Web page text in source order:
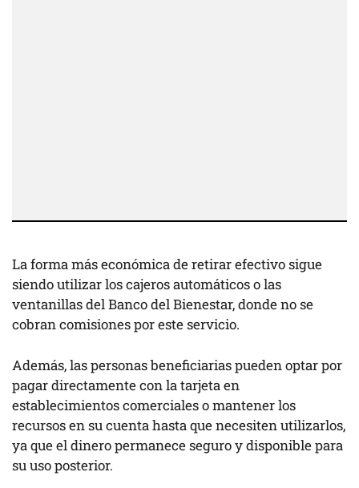
La forma más económica de retirar efectivo sigue
siendo utilizar los cajeros automáticos o las
ventanillas del Banco del Bienestar, donde no se
cobran comisiones por este servicio.
Además, las personas beneficiarias pueden optar por
pagar directamente con la tarjeta en
establecimientos comerciales o mantener los
recursos en su cuenta hasta que necesiten utilizarlos,
ya que el dinero permanece seguro y disponible para
su uso posterior.